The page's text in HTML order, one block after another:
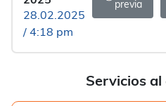
Servicios al
28.02.2025
/ 4:18 pm
previa